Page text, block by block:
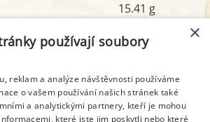
15.41 g
kyseliny
5.30 g
3.53 g
×
používají soubory
reklam a analýze návštěvnosti používáme
o vašem používání našich stránek také
a analytickými partnery, kteří je mohou
které jste jim poskytli nebo které